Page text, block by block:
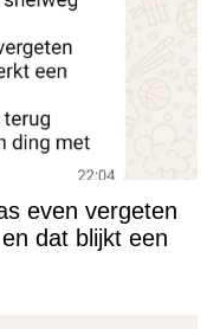
even vergeten
dat blijkt een